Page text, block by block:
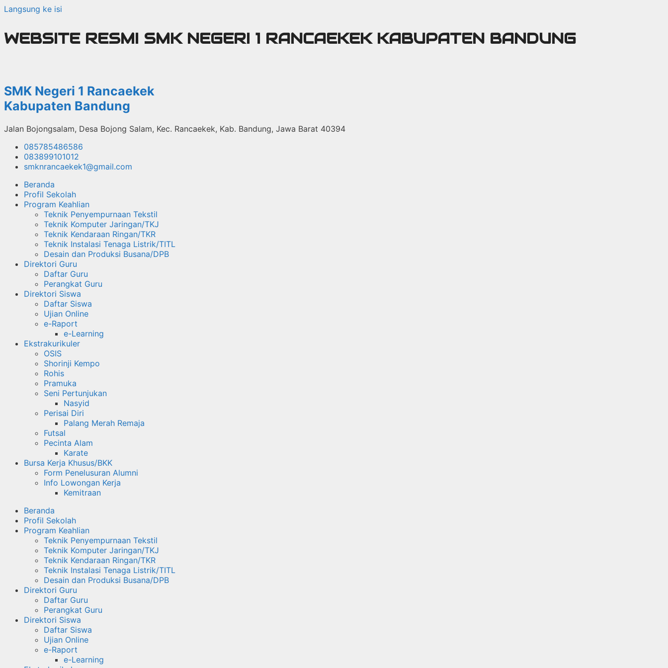
Langsung ke isi
WEBSITE RESMI SMK NEGERI 1 RANCAEKEK KABUPATEN BANDUNG
SMK Negeri 1 Rancaekek
Kabupaten Bandung
Jalan Bojongsalam, Desa Bojong Salam, Kec. Rancaekek, Kab. Bandung, Jawa Barat 40394
085785486586
083899101012
smknrancaekek1@gmail.com
Beranda
Profil Sekolah
Program Keahlian
Teknik Penyempurnaan Tekstil
Teknik Komputer Jaringan/TKJ
Teknik Kendaraan Ringan/TKR
Teknik Instalasi Tenaga Listrik/TITL
Desain dan Produksi Busana/DPB
Direktori Guru
Daftar Guru
Perangkat Guru
Direktori Siswa
Daftar Siswa
Ujian Online
e-Raport
e-Learning
Ekstrakurikuler
OSIS
Shorinji Kempo
Rohis
Pramuka
Seni Pertunjukan
Nasyid
Perisai Diri
Palang Merah Remaja
Futsal
Pecinta Alam
Karate
Bursa Kerja Khusus/BKK
Form Penelusuran Alumni
Info Lowongan Kerja
Kemitraan
Beranda
Profil Sekolah
Program Keahlian
Teknik Penyempurnaan Tekstil
Teknik Komputer Jaringan/TKJ
Teknik Kendaraan Ringan/TKR
Teknik Instalasi Tenaga Listrik/TITL
Desain dan Produksi Busana/DPB
Direktori Guru
Daftar Guru
Perangkat Guru
Direktori Siswa
Daftar Siswa
Ujian Online
e-Raport
e-Learning